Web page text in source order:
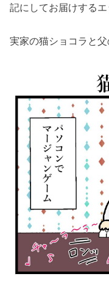
記にしてお届けするエ
実家の猫ショコラと父